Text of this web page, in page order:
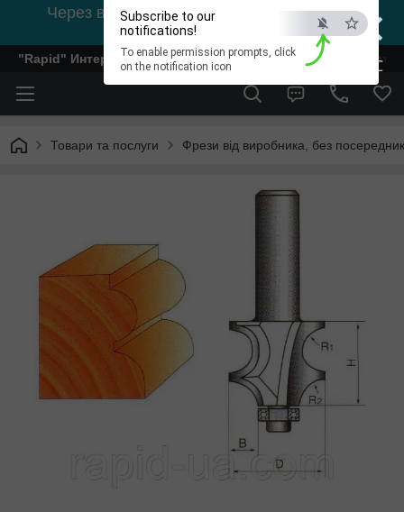
×
ESC
Subscribe to our
notifications!
To enable permission prompts, click
on the notification icon
Через відсутність світла, зв'язок на viber
0978002056
"Rapid" Интернет-магазин деревообрабатывающего
Товари та послуги Фрези від виробника, без